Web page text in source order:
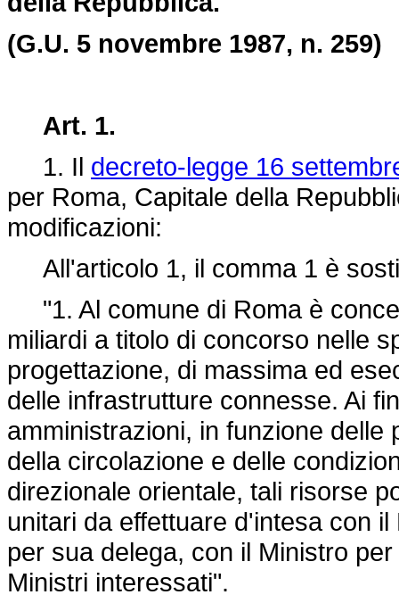
(G.U. 5 novembre 1987, n. 259)
Art. 1.
1. Il decreto-legge 16
per Roma, Capitale della
modificazioni:
All'articolo 1, il comma 1 è
"1. Al comune di Roma è
miliardi a titolo di concorso nelle
progettazione, di massima ed
delle infrastrutture connesse. Ai
amministrazioni, in funzione
della circolazione e delle
direzionale orientale, tali risorse
unitari da effettuare d'intesa con
per sua delega, con il Ministro
Ministri interessati".